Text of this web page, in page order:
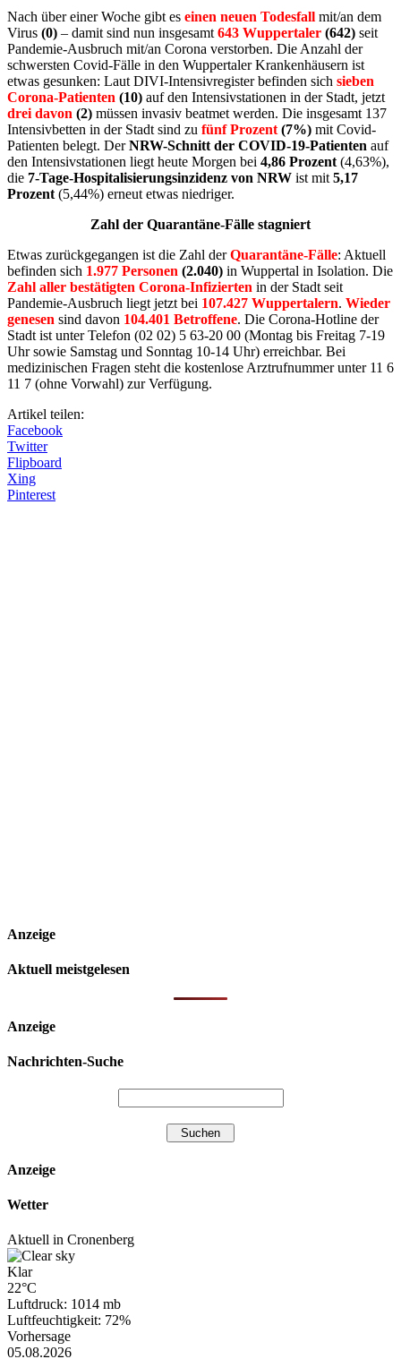
Nach über einer Woche gibt es einen neuen Todesfall mit/an dem
Virus (0) – damit sind nun insgesamt 643 Wuppertaler (642) seit
Pandemie-Ausbruch mit/an Corona verstorben. Die Anzahl der
schwersten Covid-Fälle in den Wuppertaler Krankenhäusern ist
etwas gesunken: Laut DIVI-Intensivregister befinden sich sieben
Corona-Patienten (10) auf den Intensivstationen in der Stadt, jetzt
drei davon (2) müssen invasiv beatmet werden. Die insgesamt 137
Intensivbetten in der Stadt sind zu fünf Prozent (7%) mit Covid-
Patienten belegt. DerNRW-Schnitt der COVID-19-Patienten auf
den Intensivstationen liegt heute Morgen bei 4,86 Prozent (4,63%),
die 7-Tage-Hospitalisierungsinzidenz von NRW ist mit 5,17
Prozent (5,44%) erneut etwas niedriger.
Zahl der Quarantäne-Fälle stagniert
Etwas zurückgegangen ist die Zahl derQuarantäne-Fälle: Aktuell
befinden sich 1.977 Personen (2.040) in Wuppertal in Isolation. Die
Zahl aller bestätigten Corona-Infizierten in der Stadt seit
Pandemie-Ausbruch liegt jetzt bei 107.427 Wuppertalern. Wieder
genesen sind davon 104.401 Betroffene. Die Corona-Hotline der
Stadt ist unter Telefon (02 02) 5 63-20 00 (Montag bis Freitag 7-19
Uhr sowie Samstag und Sonntag 10-14 Uhr) erreichbar. Bei
medizinischen Fragen steht die kostenlose Arztrufnummer unter 11 6
11 7 (ohne Vorwahl) zur Verfügung.
Artikel teilen:
Facebook
Twitter
Flipboard
Xing
Pinterest
Anzeige
Aktuell meistgelesen
Anzeige
Nachrichten-Suche
Anzeige
Wetter
Aktuell in Cronenberg
Klar
22°C
Luftdruck: 1014 mb
Luftfeuchtigkeit: 72%
Vorhersage
05.08.2026